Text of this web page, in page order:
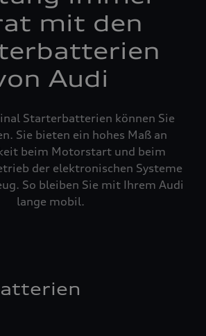
mit den
Audi
Starterbatterien können Sie
Sie bieten ein hohes Maß an
beim Motorstart und beim
der elektronischen Systeme
So bleiben Sie mit Ihrem Audi
lange mobil.